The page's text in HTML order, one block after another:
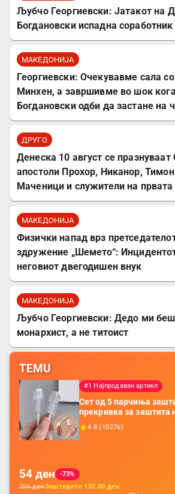
Љубчо Георгиевски: Јатакот на
Богдановски испадна
МАКЕДОНИЈА
Георгиевски: Очекувавме сала
Минхен, а завршивме во шок
Богдановски одби да застане на
ДРУГО
Денеска 10 август се празнуваат
апостоли Прохор, Никанор,
Маченици и служители на првата
МАКЕДОНИЈА
Физички напад врз
здружение „Шемето“:
неговиот двегодишен внук
МАКЕДОНИЈА
Љубчо Георгиевски: Дедо ми
монархист, а не титоист
TEMU
#1 Најпродаван артикл
Сет од 5 парчиња
прекривка за заштита
додатоци за заштита
батерија, за мобилни
4.8 ( 10276)
54 ден
-73%
206денЗаштедете 152.00 ден